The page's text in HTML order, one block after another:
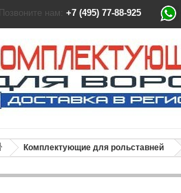
Позвоните нам: +7 (495) 77-88-925
Комплектующие для рольставней